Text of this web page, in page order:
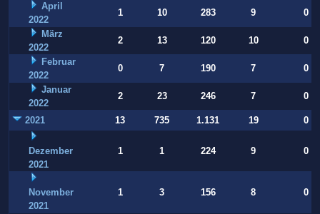
April
2022
1 10 283 9
0
März
2022
2 13 120 10
0
Februar
2022
0 7 190 7
0
Januar
2022
2 23 246 7 0
2021 13 735 1.131 19 0
Dezember
2021
1 1 224 9 0
November
2021
1 3 156 8 0